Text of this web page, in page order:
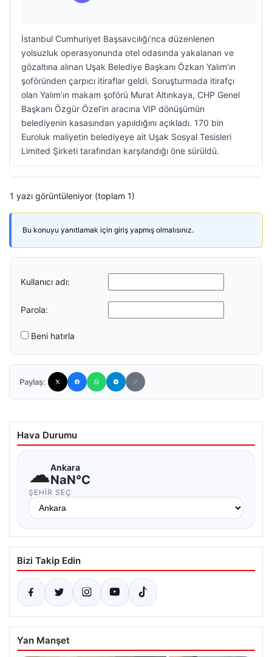
İstanbul Cumhuriyet Başsavcılığı’nca düzenlenen
yolsuzluk operasyonunda otel odasında yakalanan ve
gözaltına alınan Uşak Belediye Başkanı Özkan Yalım’ın
şoföründen çarpıcı itiraflar geldi. Soruşturmada itirafçı
olan Yalım’ın makam şoförü Murat Altınkaya, CHP Genel
Başkanı Özgür Özel’in aracına VIP dönüşümün
belediyenin kasasından yapıldığını açıkladı. 170 bin
Euroluk maliyetin belediyeye ait Uşak Sosyal Tesisleri
Limited Şirketi tarafından karşılandığı öne sürüldü.
1 yazı görüntüleniyor (toplam 1)
Bu konuyu yanıtlamak için giriş yapmış olmalısınız.
Kullanıcı adı:
Parola:
Beni hatırla
Paylaş:
Hava Durumu
☁Ankara
NaN°C
ŞEHIR SEÇ
Bizi Takip Edin
Yan Manşet